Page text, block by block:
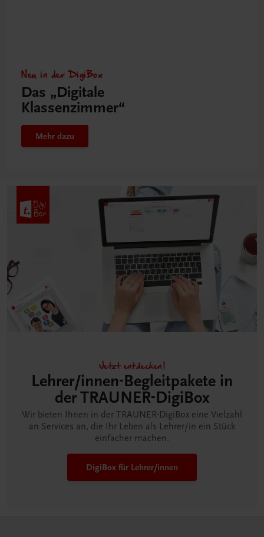
Neu in der DigiBox
Das „Digitale
Klassenzimmer“
Mehr dazu
Jetzt entdecken!
Lehrer/innen-Begleitpakete in
der TRAUNER-DigiBox
Wir bieten Ihnen in der TRAUNER-DigiBox eine Vielzahl
an Services an, die Ihr Leben als Lehrer/in ein Stück
einfacher machen.
DigiBox für Lehrer/innen